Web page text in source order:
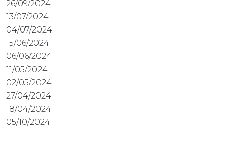
26/09/2024
13/07/2024
04/07/2024
15/06/2024
06/06/2024
11/05/2024
02/05/2024
27/04/2024
18/04/2024
05/10/2024